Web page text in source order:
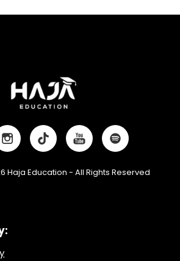
Haja Education - All Rights Reserved